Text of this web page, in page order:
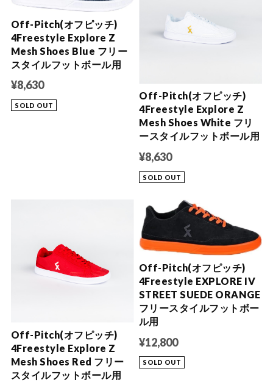
Off-Pitch(オフピッチ)
4Freestyle Explore Z
Mesh Shoes Blue フリー
スタイルフットボール用
¥8,630
SOLD OUT
Off-Pitch(オフピッチ)
4Freestyle Explore Z
Mesh Shoes White フリ
ースタイルフットボール用
¥8,630
SOLD OUT
Off-Pitch(オフピッチ)
4Freestyle Explore Z
Mesh Shoes Red フリー
スタイルフットボール用
Off-Pitch(オフピッチ)
4Freestyle EXPLORE IV
STREET SUEDE ORANGE
フリースタイルフットボー
ル用
¥12,800
SOLD OUT